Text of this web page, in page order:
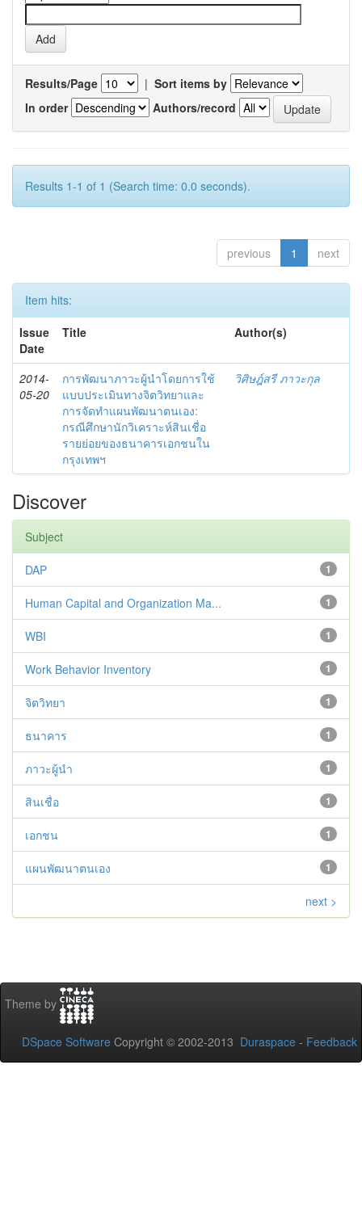
Results/Page | Sort items by
In order
Authors/record
Results 1-1 of 1 (Search time: 0.0 seconds).
previous 1 next
Item hits:
Issue
Date
Title Author(s)
2014-
05-20
การพัฒนาภาวะผู้นำโดยการใช้
แบบประเมินทางจิตวิทยาและ
การจัดทำแผนพัฒนาตนเอง:
กรณีศึกษานักวิเคราะห์สินเชื่อ
รายย่อยของธนาคารเอกชนใน
กรุงเทพฯ
วิศิษฎ์สรี ภาวะกุล
Discover
Subject
1
DAP
1
Human Capital and Organization Ma...
1
WBI
1
Work Behavior Inventory
1
จิตวิทยา
1
ธนาคาร
1
ภาวะผู้นำ
1
สินเชื่อ
1
เอกชน
1
แผนพัฒนาตนเอง
next >
Theme by
DSpace Software Copyright © 2002-2013 Duraspace - Feedback